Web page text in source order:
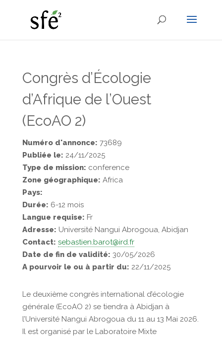
Congrès d’Écologie
d’Afrique de l’Ouest
(EcoAO 2)
Numéro d'annonce: 73689
Publiée le: 24/11/2025
Type de mission: conference
Zone géographique: Africa
Pays:
Durée: 6-12 mois
Langue requise: Fr
Adresse: Université Nangui Abrogoua, Abidjan
Contact: sebastien.barot@ird.fr
Date de fin de validité: 30/05/2026
A pourvoir le ou à partir du: 22/11/2025
Le deuxième congrès international d’écologie
générale (EcoAO 2) se tiendra à Abidjan à
l’Université Nangui Abrogoua du 11 au 13 Mai 2026.
Il est organisé par le Laboratoire Mixte